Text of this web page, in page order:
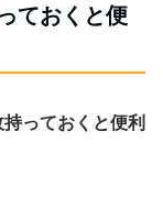
ておくと便
っておくと便利